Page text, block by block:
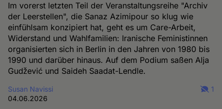
Im vorerst letzten Teil der Veranstaltungsreihe "Archiv
der Leerstellen", die Sanaz Azimipour so klug wie
einfühlsam konzipiert hat, geht es um Care-Arbeit,
Widerstand und Wahlfamilien: Iranische Feministinnen
organisierten sich in Berlin in den Jahren von 1980 bis
1990 und darüber hinaus. Auf dem Podium saßen Alja
Gudžević und Saideh Saadat-Lendle.
Susan Navissi
04.06.2026
1